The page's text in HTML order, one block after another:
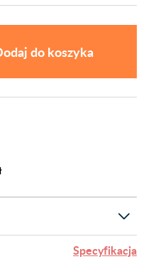
do koszyka
Specyfikacja